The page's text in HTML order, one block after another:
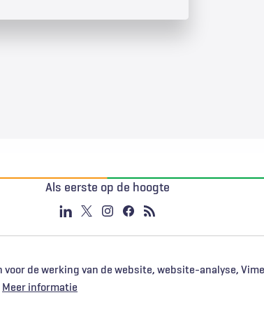
de werking van de website, website-analyse,
Meer informatie
Als eerste op de hoogte